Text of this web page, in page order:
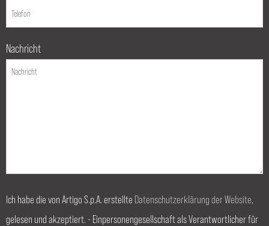
Nachricht
Ich habe die von Artigo S.p.A. erstellte Datenschutzerklärung der Website,
gelesen und akzeptiert. - Einpersonengesellschaft als Verantwortlicher für